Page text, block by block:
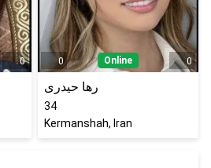
0 0 Online 0
رها حیدری
34
Kermanshah, Iran